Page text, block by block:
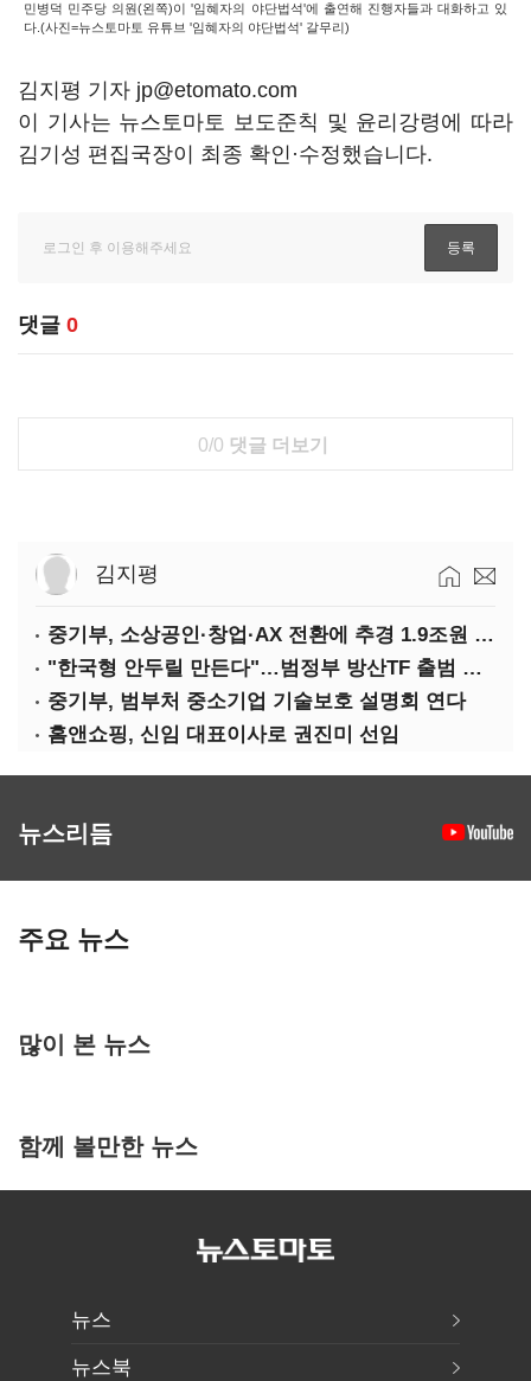
민병덕 민주당 의원(왼쪽)이 '임혜자의 야단법석'에 출연해 진행자들과 대화하고 있
다.(사진=뉴스토마토 유튜브 '임혜자의 야단법석' 갈무리)
김지평 기자 jp@etomato.com
이 기사는 뉴스토마토 보도준칙 및 윤리강령에 따라
김기성 편집국장이 최종 확인·수정했습니다.
댓글 0
0/0 댓글 더보기
김지평
중기부, 소상공인·창업·AX 전환에 추경 1.9조원 편성
"한국형 안두릴 만든다"…범정부 방산TF 출범 초읽기
중기부, 범부처 중소기업 기술보호 설명회 연다
홈앤쇼핑, 신임 대표이사로 권진미 선임
뉴스리듬
주요 뉴스
많이 본 뉴스
함께 볼만한 뉴스
뉴스
뉴스북